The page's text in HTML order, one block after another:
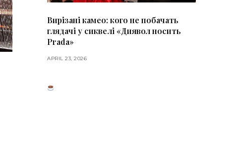
Вирізані камео: кого не побачать
глядачі у сиквелі «Диявол носить
Prada»
APRIL 23, 2026